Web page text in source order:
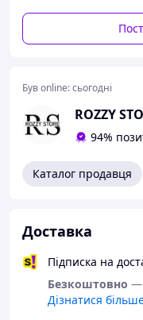
Яка буде
Ви можете
лежать інтимні
Був online:сьогодні
ROZZY
94%
Каталог продавця
Доставка
Підписка на
Безкоштовно —
Дізнатися